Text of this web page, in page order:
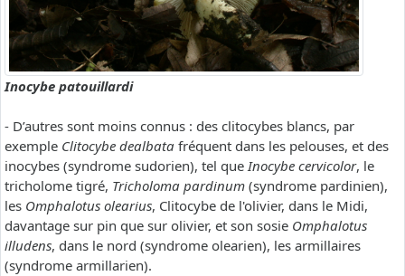
Inocybe patouillardi
- D’autres sont moins connus : des clitocybes blancs, par
exemple Clitocybe dealbata fréquent dans les pelouses, et des
inocybes (syndrome sudorien), tel queInocybe cervicolor, le
tricholome tigré, Tricholoma pardinum (syndrome pardinien),
les Omphalotus olearius, Clitocybe de l'olivier, dans le Midi,
davantage sur pin que sur olivier, et son sosie Omphalotus
illudens, dans le nord (syndrome olearien), les armillaires
(syndrome armillarien).